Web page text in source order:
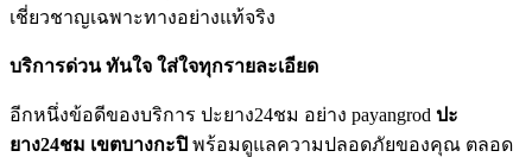
เชี่ยวชาญเฉพาะทางอย่างแท้จริง
บริการด่วน ทันใจ ใส่ใจทุกรายละเอียด
อีกหนึ่งข้อดีของบริการ ปะยาง24ชม อย่าง payangrod ปะ
ยาง24ชม เขตบางกะปิ พร้อมดูแลความปลอดภัยของคุณ ตลอด